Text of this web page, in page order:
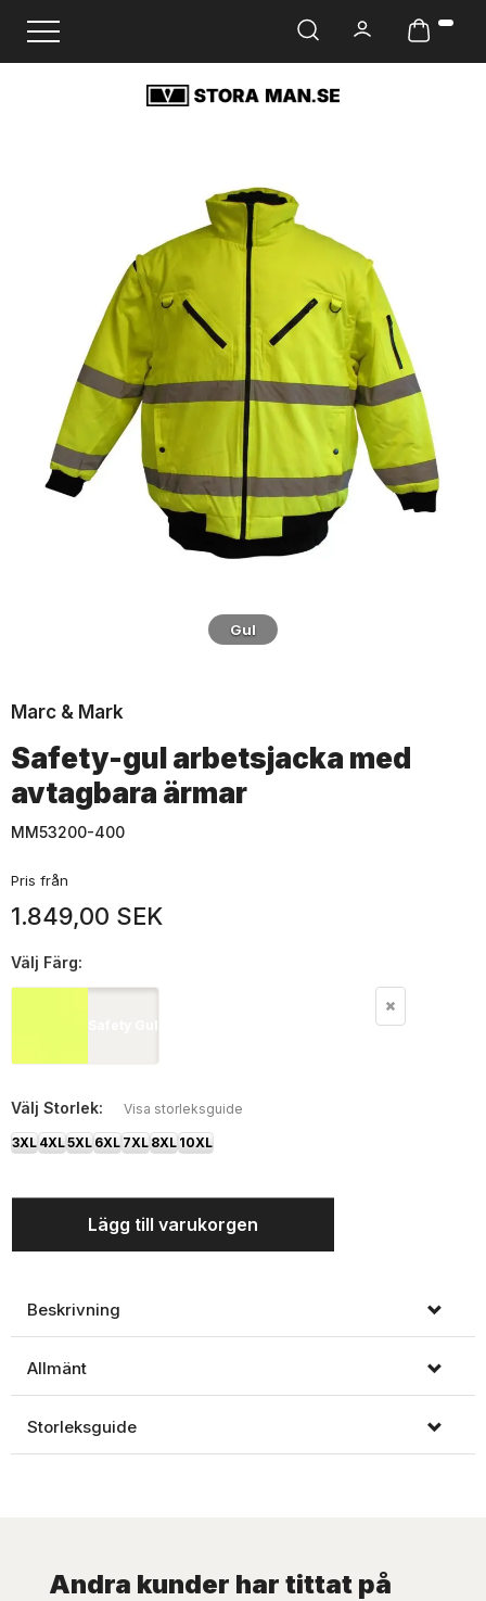
Ändra navigering
Gul
Marc & Mark
Safety-gul arbetsjacka med
avtagbara ärmar
MM53200-400
Pris från
1.849,00 SEK
Välj Färg:
Välj Storlek: Visa storleksguide
3XL 4XL5XL 6XL 7XL 8XL 10XL
Lägg till varukorgen
Beskrivning
Allmänt
Storleksguide
Andra kunder har tittat på